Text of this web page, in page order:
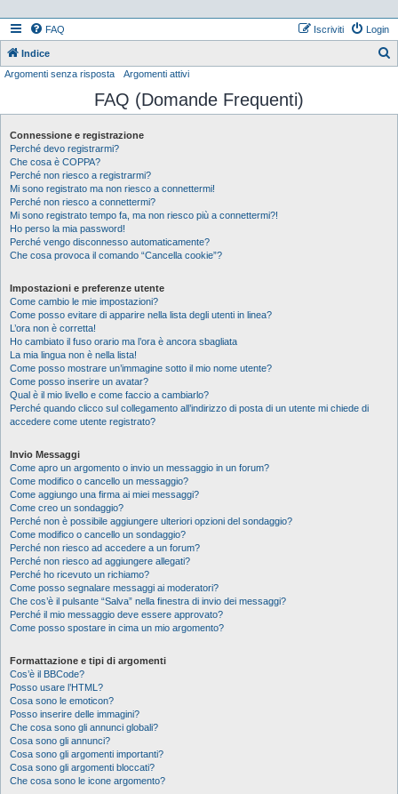
FAQ Login
Iscriviti
Indice
c
Argomenti senza risposta Argomenti attivi
FAQ (Domande Frequenti)
Connessione e registrazione
Perché devo registrarmi?
Che cosa è COPPA?
Perché non riesco a registrarmi?
Mi sono registrato ma non riesco a connettermi!
Perché non riesco a connettermi?
Mi sono registrato tempo fa, ma non riesco più a connettermi?!
Ho perso la mia password!
Perché vengo disconnesso automaticamente?
Che cosa provoca il comando “Cancella cookie”?
Impostazioni e preferenze utente
Come cambio le mie impostazioni?
Come posso evitare di apparire nella lista degli utenti in linea?
L’ora non è corretta!
Ho cambiato il fuso orario ma l’ora è ancora sbagliata
La mia lingua non è nella lista!
Come posso mostrare un’immagine sotto il mio nome utente?
Come posso inserire un avatar?
Qual è il mio livello e come faccio a cambiarlo?
Perché quando clicco sul collegamento all’indirizzo di posta di un utente mi chiede di
accedere come utente registrato?
Invio Messaggi
Come apro un argomento o invio un messaggio in un forum?
Come modifico o cancello un messaggio?
Come aggiungo una firma ai miei messaggi?
Come creo un sondaggio?
Perché non è possibile aggiungere ulteriori opzioni del sondaggio?
Come modifico o cancello un sondaggio?
Perché non riesco ad accedere a un forum?
Perché non riesco ad aggiungere allegati?
Perché ho ricevuto un richiamo?
Come posso segnalare messaggi ai moderatori?
Che cos’è il pulsante “Salva” nella finestra di invio dei messaggi?
Perché il mio messaggio deve essere approvato?
Come posso spostare in cima un mio argomento?
Formattazione e tipi di argomenti
Cos’è il BBCode?
Posso usare l’HTML?
Cosa sono le emoticon?
Posso inserire delle immagini?
Che cosa sono gli annunci globali?
Cosa sono gli annunci?
Cosa sono gli argomenti importanti?
Cosa sono gli argomenti bloccati?
Che cosa sono le icone argomento?